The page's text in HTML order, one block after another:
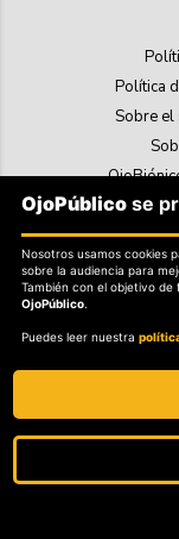
Política
Sobre el
Sobre libertad de
OjoPúblico se
Nosotros usamos cookies
sobre la audiencia para
También con el objetivo
OjoPúblico.
Puedes leer nuestra